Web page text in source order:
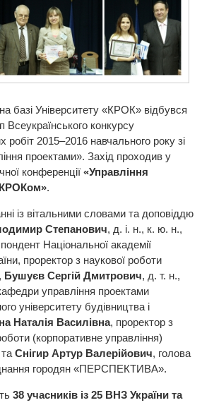
базі Університету «КРОК» відбувся
Всеукраїнського конкурсу
робіт 2015–2016 навчального року зі
проектами». Захід проходив у
конференції «Управління
.
із вітальними словами та доповіддю
Степанович, д. і. н., к. ю. н.,
Національної академії
проректор з наукової роботи
Бушуєв Сергій Дмитрович, д. т. н.,
управління проектами
університету будівництва і
Наталія Василівна, проректор з
(корпоративне управління)
Снігир Артур Валерійович, голова
городян «ПЕРСПЕКТИВА».
38 учасників із 25 ВНЗ України та